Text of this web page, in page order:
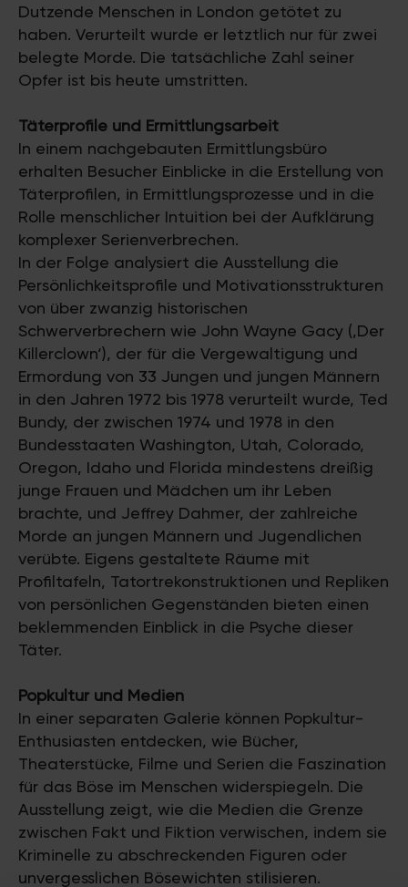
Dutzende Menschen in London getötet zu
haben. Verurteilt wurde er letztlich nur für zwei
belegte Morde. Die tatsächliche Zahl seiner
Opfer ist bis heute umstritten.
Täterprofile und Ermittlungsarbeit
In einem nachgebauten Ermittlungsbüro
erhalten Besucher Einblicke in die Erstellung von
Täterprofilen, in Ermittlungsprozesse und in die
Rolle menschlicher Intuition bei der Aufklärung
komplexer Serienverbrechen.
In der Folge analysiert die Ausstellung die
Persönlichkeitsprofile und Motivationsstrukturen
von über zwanzig historischen
Schwerverbrechern wie John Wayne Gacy (‚Der
Killerclown‘), der für die Vergewaltigung und
Ermordung von 33 Jungen und jungen Männern
in den Jahren 1972 bis 1978 verurteilt wurde, Ted
Bundy, der zwischen 1974 und 1978 in den
Bundesstaaten Washington, Utah, Colorado,
Oregon, Idaho und Florida mindestens dreißig
junge Frauen und Mädchen um ihr Leben
brachte, und Jeffrey Dahmer, der zahlreiche
Morde an jungen Männern und Jugendlichen
verübte. Eigens gestaltete Räume mit
Profiltafeln, Tatortrekonstruktionen und Repliken
von persönlichen Gegenständen bieten einen
beklemmenden Einblick in die Psyche dieser
Täter.
Popkultur und Medien
In einer separaten Galerie können Popkultur-
Enthusiasten entdecken, wie Bücher,
Theaterstücke, Filme und Serien die Faszination
für das Böse im Menschen widerspiegeln. Die
Ausstellung zeigt, wie die Medien die Grenze
zwischen Fakt und Fiktion verwischen, indem sie
Kriminelle zu abschreckenden Figuren oder
unvergesslichen Bösewichten stilisieren.